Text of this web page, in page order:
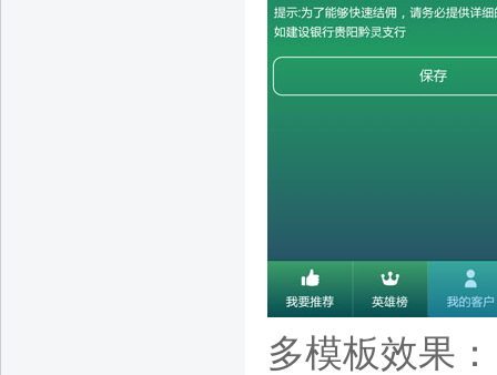
多模板效果：